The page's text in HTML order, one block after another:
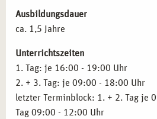
BERUFLICHE ENTWICKLUNG
SYSTEMISCHER THERAPIE
Mit der Ausbildung in systemischer
nicht nur Ihre beruflichen
erschließen sich vielfältige neue
Systemische Beratung in
Arbeiten Sie professionell mit
Ausbildungsdauer
ca. 1,5 Jahre
Unterrichtszeiten
1. Tag: je 16:00 - 19:00 Uhr
2. + 3. Tag: je 09:00 - 18:00 Uhr
letzter Terminblock: 1. + 2. Tag je
Tag 09:00 - 12:00 Uhr